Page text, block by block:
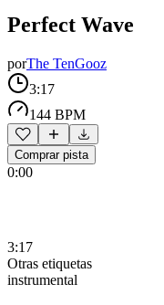
Perfect Wave
porThe TenGooz
3:17
144 BPM
Comprar pista
0:00
3:17
Otras etiquetas
instrumental